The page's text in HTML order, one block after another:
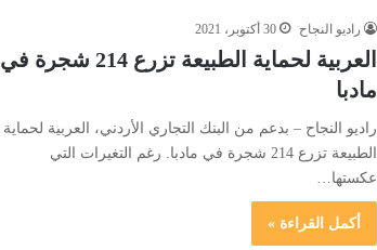
راديو النجاح 30 أكتوبر، 2021
العربية لحماية الطبيعة تزرع 214 شجرة في
مادبا
راديو النجاح – بدعم من البنك التجاري الأردني، العربية لحماية
الطبيعة تزرع 214 شجرة في مادبا. رغم التغيرات التي
عكستها…
أكمل القراءة »